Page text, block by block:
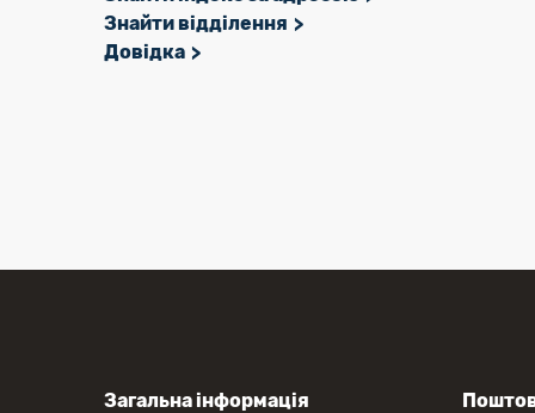
Знайти відділення
Довідка
Загальна інформація